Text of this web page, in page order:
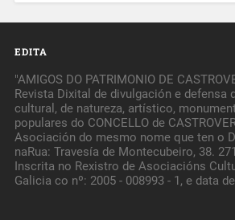
EDITA
"AMIGOS DO PATRIMONIO DE
Revista Dixital de divulgación e defensa
cultural, de natureza, artístico,
populares do CONCELLO de
Asociación do mesmo nome que ten o
naRua: Travesía de Montecubeiro, 38.
Inscrita no Rexistro de Asociacións
Galicia co nº: 2005 - 008993 - 1, e data